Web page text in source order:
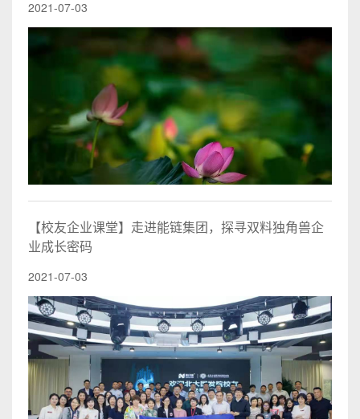
2021-07-03
【校友企业课堂】走进能链集团，探寻双料独角兽企
业成长密码
2021-07-03